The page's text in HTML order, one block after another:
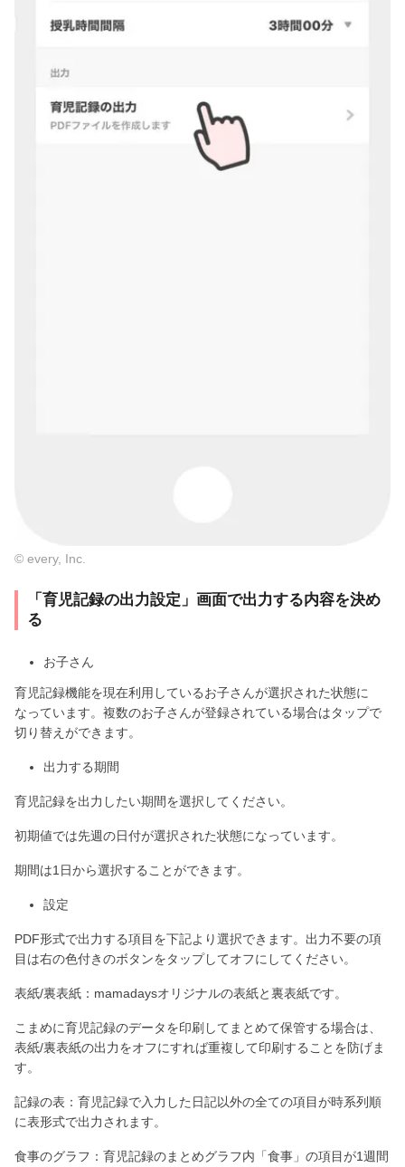
© every, Inc.
「育児記録の出力設定」画面で出力する内容を決め
る
お子さん
育児記録機能を現在利用しているお子さんが選択された状態に
なっています。複数のお子さんが登録されている場合はタップで
切り替えができます。
出力する期間
育児記録を出力したい期間を選択してください。
初期値では先週の日付が選択された状態になっています。
期間は1日から選択することができます。
設定
PDF形式で出力する項目を下記より選択できます。出力不要の項
目は右の色付きのボタンをタップしてオフにしてください。
表紙/裏表紙：mamadaysオリジナルの表紙と裏表紙です。
こまめに育児記録のデータを印刷してまとめて保管する場合は、
表紙/裏表紙の出力をオフにすれば重複して印刷することを防げま
す。
記録の表：育児記録で入力した日記以外の全ての項目が時系列順
に表形式で出力されます。
食事のグラフ：育児記録のまとめグラフ内「食事」の項目が1週間